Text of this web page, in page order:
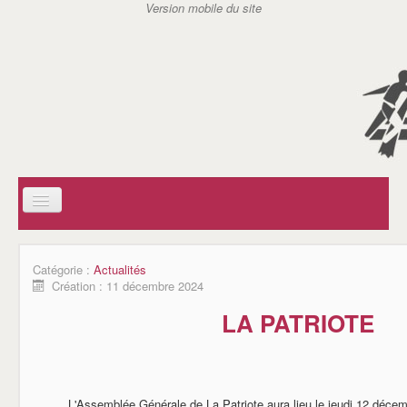
AIDE A DOMICILE EN MILIEU RURAL (ADMR)
CENTRE COMMUNAL D'ACTION SOCIAL (CCAS)
SERVICE DE SOINS INFIRMIERS A DOMICILE (SSIAD)
Catégorie : Actualités
Création : 11 décembre 2024
LA PATRIOTE